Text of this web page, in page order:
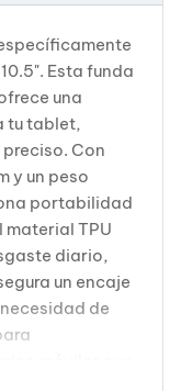
Esta funda
una
tu tablet,
Con
y un peso
portabilidad
material TPU
diario,
un encaje
de